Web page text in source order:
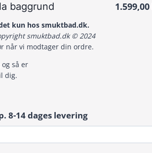
baggrund
1.599,00
kun hos smuktbad.dk.
smuktbad.dk © 2024
når vi modtager din ordre.
så er
dig.
8-14 dages levering